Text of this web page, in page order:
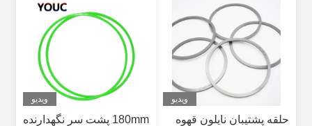
ویدیو
حلقه پشتیبان نایلون قهوه
ویدیو
180mm پشت سر نگهدارنده